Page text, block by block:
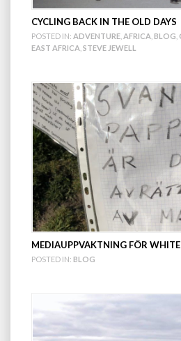
CYCLING BACK IN THE OLD DAYS
POSTED IN: ADVENTURE AFRICA BLOG
EAST AFRICA STEVE JEWELL
MEDIAUPPVAKTNING FÖR WHITE
POSTED IN: BLOG